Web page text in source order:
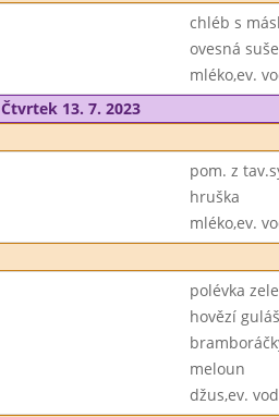
chléb s
ovesná
mléko,ev.
Čtvrtek 13. 7. 2023
pom. z
hruška
mléko,ev.
polévka
hovězí guláš
meloun
džus,ev.